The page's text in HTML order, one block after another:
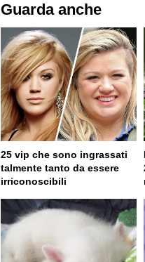
Guarda anche
25 vip che sono ingrassati
talmente tanto da essere
irriconoscibili